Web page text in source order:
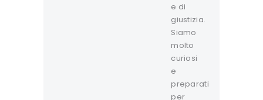
e di
giustizia.
Siamo
molto
curiosi
e
preparati
per